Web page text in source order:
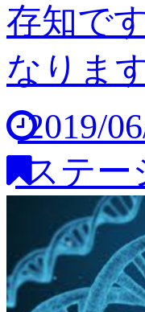
存知で
なりま
2019/
ステー